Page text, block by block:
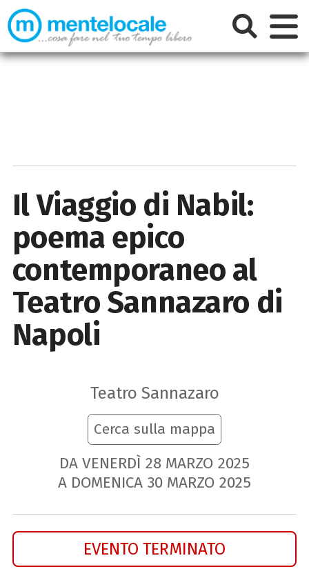
Il Viaggio di Nabil:
poema epico
contemporaneo al
Teatro Sannazaro di
Napoli
Teatro Sannazaro
Cerca sulla mappa
DA VENERDÌ 28 MARZO 2025
A DOMENICA 30 MARZO 2025
EVENTO TERMINATO